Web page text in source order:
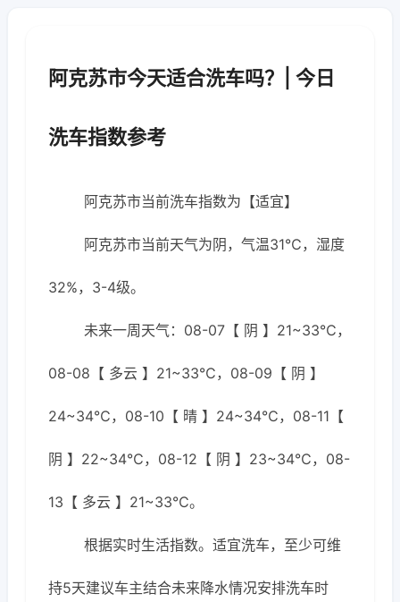
阿克苏市今天适合洗车吗？| 今日
洗车指数参考
阿克苏市当前洗车指数为【适宜】
阿克苏市当前天气为阴，气温31℃，湿度
32%，3-4级。
未来一周天气：08-07【 阴 】21~33℃，
08-08【 多云 】21~33℃，08-09【 阴 】
24~34℃，08-10【 晴 】24~34℃，08-11【
阴 】22~34℃，08-12【 阴 】23~34℃，08-
13【 多云 】21~33℃。
根据实时生活指数。适宜洗车，至少可维
持5天建议车主结合未来降水情况安排洗车时